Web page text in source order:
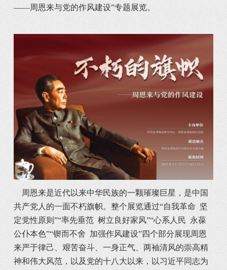
——周恩来与党的作风建设”专题展览。
共产党人的一面不朽旗帜。整个展览通过“自我革命  坚
定党性原则”“率先垂范  树立良好家风”“心系人民  永葆
公仆本色”“锲而不舍  加强作风建设”四个部分展现周恩
来严于律己、艰苦奋斗、一身正气、两袖清风的崇高精
神和伟大风范，以及党的十八大以来，以习近平同志为